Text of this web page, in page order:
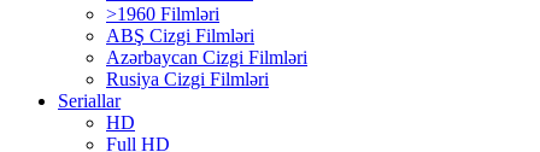
>1960 Filmləri
ABŞ Cizgi Filmləri
Azərbaycan Cizgi Filmləri
Rusiya Cizgi Filmləri
Seriallar
HD
Full HD